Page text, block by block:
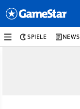
SPIELE NEWS